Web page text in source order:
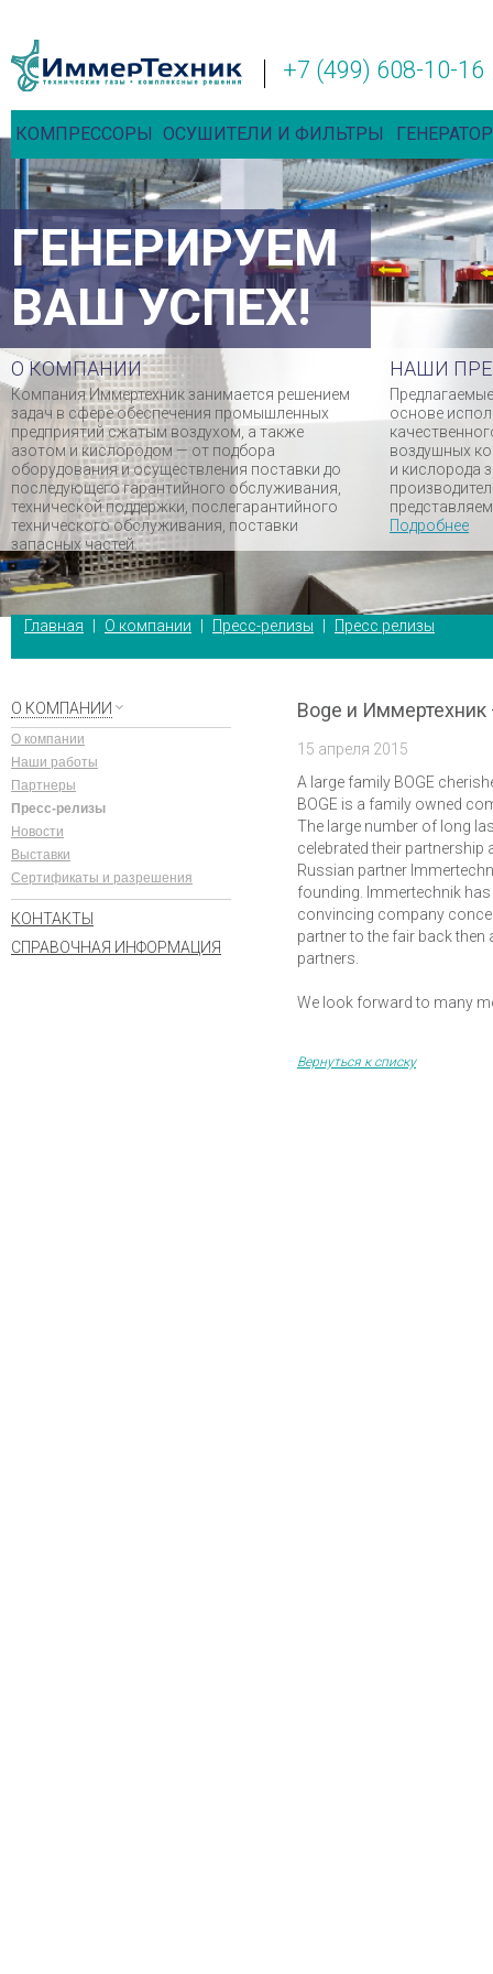
+7 (499) 608-10-16
КОМПРЕССОРЫ ОСУШИТЕЛИ И ФИЛЬТРЫ
ГЕНЕРИРУЕМ
ВАШ УСПЕХ!
О КОМПАНИИ
Компания Иммертехник занимается решением
задач в сфере обеспечения промышленных
предприятий сжатым воздухом, а также
азотом и кислородом — от подбора
оборудования и осуществления поставки до
последующего гарантийного обслуживания,
технической поддержки, послегарантийного
технического обслуживания, поставки
запасных частей.
НАШИ
основе
воздушных
и кислорода
Подробнее
Главная О компании Пресс-релизы Пресс релизы
О КОМПАНИИ
О компании
Наши работы
Партнеры
Пресс-релизы
Новости
Выставки
Сертификаты и разрешения
КОНТАКТЫ
СПРАВОЧНАЯ ИНФОРМАЦИЯ
Boge и Иммертехник
15 апреля 2015
A large family BOGE
BOGE is a family owned
The large number of long
celebrated their
Russian partner
founding. Immertechnik
convincing company
partner to the fair back
partners.
We look forward to many
Вернуться к списку